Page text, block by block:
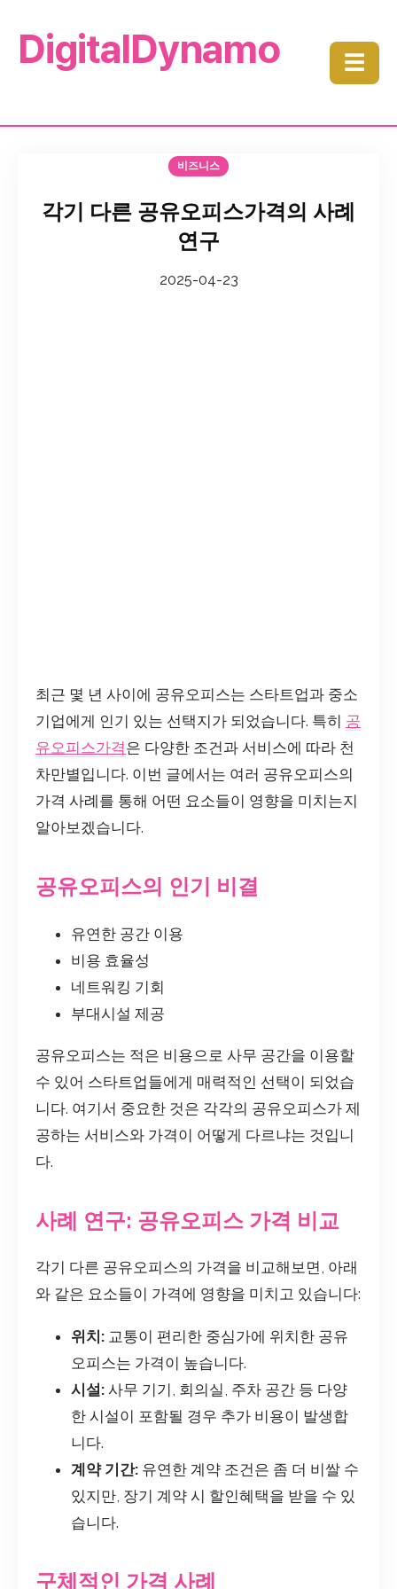
DigitalDynamo ☰
비즈니스
각기 다른 공유오피스가격의 사례
연구
2025-04-23
최근 몇 년 사이에 공유오피스는 스타트업과 중소
기업에게 인기 있는 선택지가 되었습니다. 특히 공
유오피스가격은 다양한 조건과 서비스에 따라 천
차만별입니다. 이번 글에서는 여러 공유오피스의
가격 사례를 통해 어떤 요소들이 영향을 미치는지
알아보겠습니다.
공유오피스의 인기 비결
유연한 공간 이용
비용 효율성
네트워킹 기회
부대시설 제공
공유오피스는 적은 비용으로 사무 공간을 이용할
수 있어 스타트업들에게 매력적인 선택이 되었습
니다. 여기서 중요한 것은 각각의 공유오피스가 제
공하는 서비스와 가격이 어떻게 다르냐는 것입니
다.
사례 연구: 공유오피스 가격 비교
각기 다른 공유오피스의 가격을 비교해보면, 아래
와 같은 요소들이 가격에 영향을 미치고 있습니다:
위치: 교통이 편리한 중심가에 위치한 공유
오피스는 가격이 높습니다.
시설: 사무 기기, 회의실, 주차 공간 등 다양
한 시설이 포함될 경우 추가 비용이 발생합
니다.
계약 기간: 유연한 계약 조건은 좀 더 비쌀 수
있지만, 장기 계약 시 할인혜택을 받을 수 있
습니다.
구체적인 가격 사례